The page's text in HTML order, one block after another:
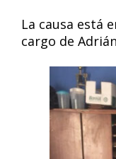
La causa está
cargo de